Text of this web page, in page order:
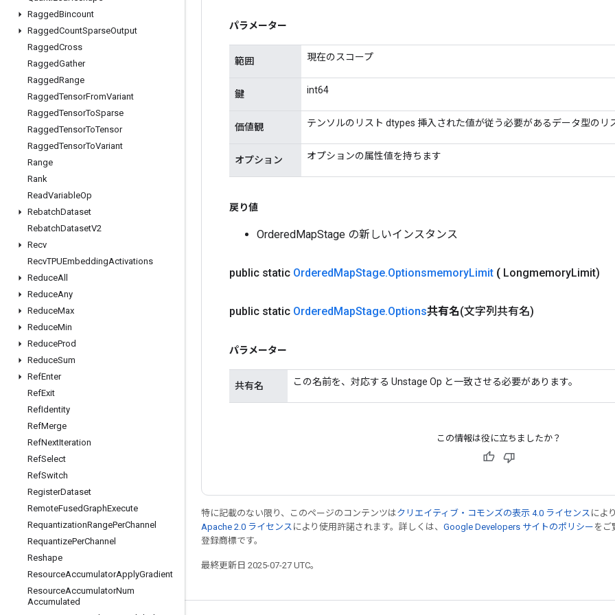
RaggedBincount
RaggedCountSparseOutput
RaggedCross
RaggedGather
RaggedRange
RaggedTensorFromVariant
RaggedTensorToSparse
RaggedTensorToTensor
RaggedTensorToVariant
Range
Rank
ReadVariableOp
RebatchDataset
RebatchDatasetV2
Recv
RecvTPUEmbeddingActivations
ReduceAll
ReduceAny
ReduceMax
ReduceMin
ReduceProd
ReduceSum
RefEnter
RefExit
RefIdentity
RefMerge
RefNextIteration
RefSelect
RefSwitch
RegisterDataset
RemoteFusedGraphExecute
RequantizationRangePerChannel
RequantizePerChannel
Reshape
ResourceAccumulatorApplyGradient
ResourceAccumulatorNum
Accumulated
パラメーター
範囲 現在のスコープ
鍵 int64
価値観 テンソルのリスト dtypes 挿入された値が従う必要があるデータ型のリ
オプション オプションの属性値を持ちます
戻り値
OrderedMapStage の新しいインスタンス
public static OrderedMapStage.OptionsmemoryLimit ( LongmemoryLimit)
public static OrderedMapStage.Options共有名(文字列共有名)
パラメーター
共有名 この名前を、対応する Unstage Op と一致させる必要があります。
この情報は役に立ちましたか？
特に記載のない限り、このページのコンテンツはクリエイティブ・コモンズの表示 4.0 ライセンス によ
Apache 2.0 ライセンス により使用許諾されます。詳しくは、 Google Developers サイトのポリシー をご
登録商標です。
最終更新日 2025-07-27 UTC。